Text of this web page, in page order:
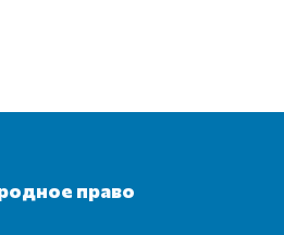
право